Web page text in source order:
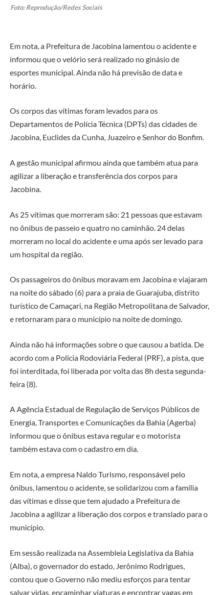
Foto: Reprodução/Redes Sociais
Em nota, a Prefeitura de Jacobina lamentou o acidente e
informou que o velório será realizado no ginásio de
esportes municipal. Ainda não há previsão de data e
horário.
Os corpos das vítimas foram levados para os
Departamentos de Polícia Técnica (DPTs) das cidades de
Jacobina, Euclides da Cunha, Juazeiro e Senhor do Bonfim.
A gestão municipal afirmou ainda que também atua para
agilizar a liberação e transferência dos corpos para
Jacobina.
As 25 vítimas que morreram são: 21 pessoas que estavam
no ônibus de passeio e quatro no caminhão. 24 delas
morreram no local do acidente e uma após ser levado para
um hospital da região.
Os passageiros do ônibus moravam em Jacobina e viajaram
na noite do sábado (6) para a praia de Guarajuba, distrito
turístico de Camaçari, na Região Metropolitana de Salvador,
e retornaram para o município na noite de domingo.
Ainda não há informações sobre o que causou a batida. De
acordo com a Polícia Rodoviária Federal (PRF), a pista, que
foi interditada, foi liberada por volta das 8h desta segunda-
feira (8).
A Agência Estadual de Regulação de Serviços Públicos de
Energia, Transportes e Comunicações da Bahia (Agerba)
informou que o ônibus estava regular e o motorista
também estava com o cadastro em dia.
Em nota, a empresa Naldo Turismo, responsável pelo
ônibus, lamentou o acidente, se solidarizou com a família
das vítimas e disse que tem ajudado a Prefeitura de
Jacobina a agilizar a liberação dos corpos e translado para o
município.
Em sessão realizada na Assembleia Legislativa da Bahia
(Alba), o governador do estado, Jerônimo Rodrigues,
contou que o Governo não mediu esforços para tentar
salvar vidas, encaminhar viaturas e encontrar vagas em